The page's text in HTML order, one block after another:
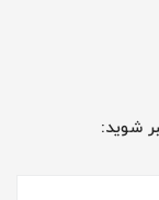
شوید: